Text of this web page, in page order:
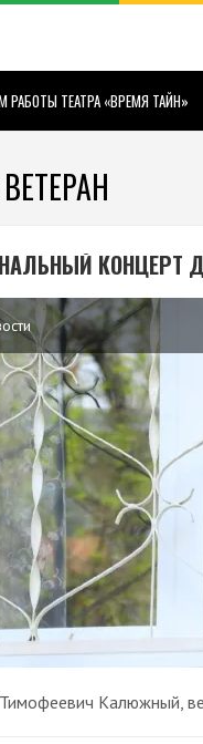
РАБОТЫ ТЕАТРА «ВРЕМЯ ТАЙН»
КОНЦЕРТ
Калюжный,